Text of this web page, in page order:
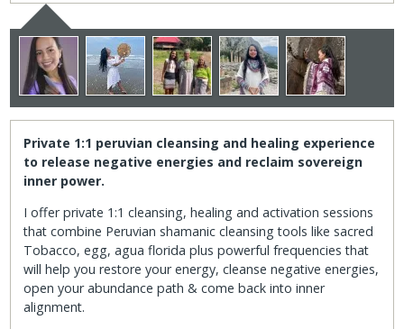
Private 1:1 peruvian cleansing and healing experience
to release negative energies and reclaim sovereign
inner power.
I offer private 1:1 cleansing, healing and activation sessions
that combine Peruvian shamanic cleansing tools like sacred
Tobacco, egg, agua florida plus powerful frequencies that
will help you restore your energy, cleanse negative energies,
open your abundance path & come back into inner
alignment.